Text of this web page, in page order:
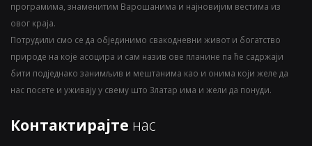
програмима, знаменитим Варошанима и најновијим вестима из
овог краја.
Потрудили смо се да објединимо свакодневни живот и богатство
природе на које асоцира и сам назив ове планине па ће садржаји
бити подједнако занимљив и мештанима као и онима који желе да
нас посете и уживају у свему што Златар има и жели да понуди.
Контактирајте нас